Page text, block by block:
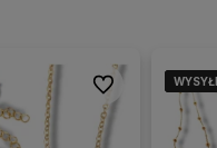
Do ulubionych